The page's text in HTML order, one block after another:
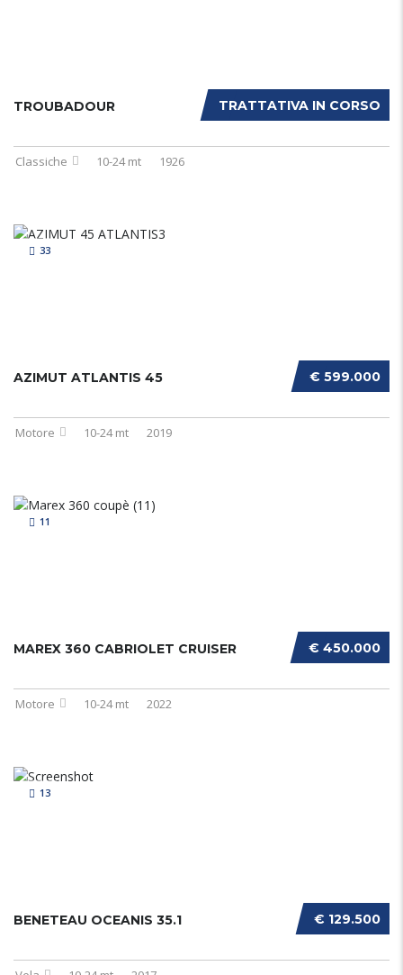
TRATTATIVA IN CORSO
TROUBADOUR
Classiche 10-24 mt 1926
33
€ 599.000
AZIMUT ATLANTIS 45
Motore 10-24 mt 2019
11
€ 450.000
MAREX 360 CABRIOLET CRUISER
Motore 10-24 mt 2022
13
€ 129.500
BENETEAU OCEANIS 35.1